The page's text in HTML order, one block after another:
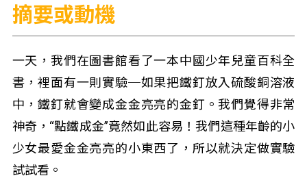
摘要或動機
一天，我們在圖書館看了一本中國少年兒童百科全
書，裡面有一則實驗─如果把鐵釘放入硫酸銅溶液
中，鐵釘就會變成金金亮亮的金釘。我們覺得非常
神奇，“點鐵成金”竟然如此容易！我們這種年齡的小
少女最愛金金亮亮的小東西了，所以就決定做實驗
試試看。